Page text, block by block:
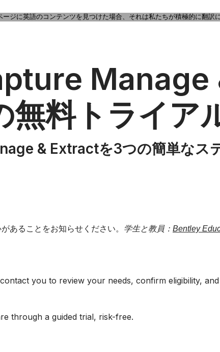
ージに英語のコンテンツを見つけた場合、それは私たちが積極的に翻訳
Manage
料トライア
& Extractを3つの簡単なス
あることをお知らせください。 学生と教員： Bentley
you to review your needs, confirm eligibility,
through a guided trial, risk-free.